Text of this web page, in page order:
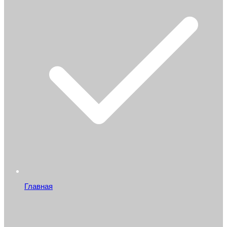
Главная